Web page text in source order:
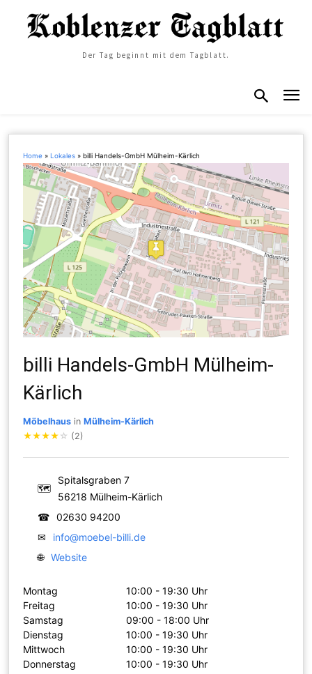
Der Tag beginnt mit dem Tagblatt.
Home »Lokales »billi Handels-GmbH Mülheim-Kärlich
billi Handels-GmbH Mülheim-
Kärlich
Möbelhaus inMülheim-Kärlich
★★★★ ☆ (2)
🗺
Spitalsgraben 7
56218 Mülheim-Kärlich
☎
02630 94200
✉
info@moebel-billi.de
🌐 Website
Montag
10:00 - 19:30 Uhr
Freitag
10:00 - 19:30 Uhr
Samstag
09:00 - 18:00 Uhr
Dienstag
10:00 - 19:30 Uhr
Mittwoch
10:00 - 19:30 Uhr
Donnerstag
10:00 - 19:30 Uhr